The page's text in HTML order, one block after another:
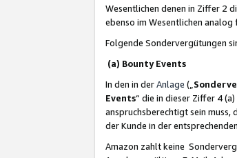
Wesentlichen denen in Ziffer 2
ebenso im Wesentlichen
Folgende Sondervergütungen
(a) Bounty Events
In den in derAnlage („
Events“ die in dieser Ziffer 4
anspruchsberechtigt sein
der Kunde in der
Amazon zahlt keine